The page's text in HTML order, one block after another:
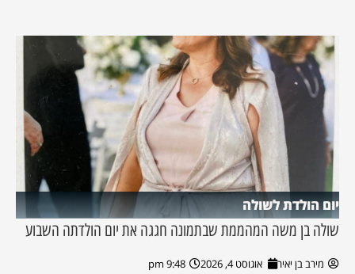
יום הולדת לשולה
שולה בן משה המהממת שבתמונה חגגה את יום הולדתה השבוע
מירב בן יאיר אוגוסט 4, 2026 9:48 pm